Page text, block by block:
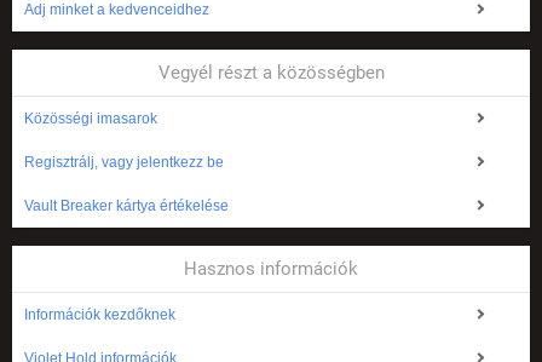
Adj minket a kedvenceidhez
Vegyél részt a közösségben
Közösségi imasarok
Regisztrálj, vagy jelentkezz be
Vault Breaker kártya értékelése
Hasznos információk
Információk kezdőknek